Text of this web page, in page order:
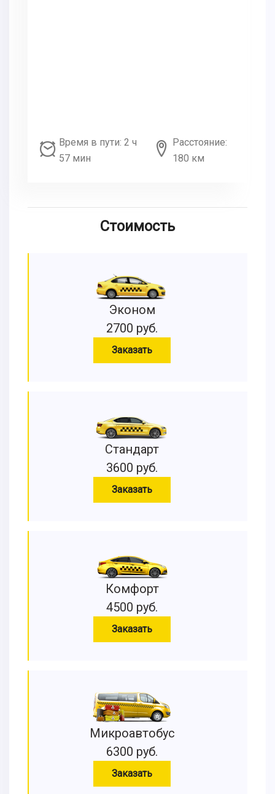
Время в пути: 2 ч
57 мин
Расстояние:
180 км
Стоимость
Эконом
2700 руб.
Заказать
Стандарт
3600 руб.
Заказать
Комфорт
4500 руб.
Заказать
Микроавтобус
6300 руб.
Заказать